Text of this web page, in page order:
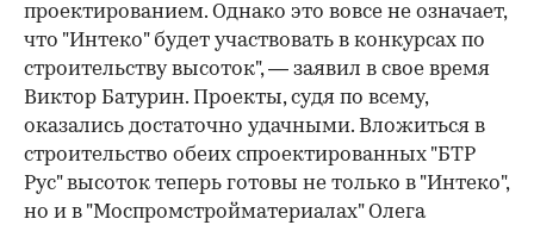
проектированием. Однако это вовсе не означает,
что "Интеко" будет участвовать в конкурсах по
строительству высоток", — заявил в свое время
Виктор Батурин. Проекты, судя по всему,
оказались достаточно удачными. Вложиться в
строительство обеих спроектированных "БТР
Рус" высоток теперь готовы не только в "Интеко",
но и в "Моспромстройматериалах" Олега